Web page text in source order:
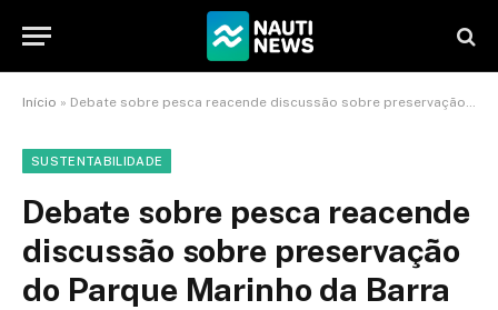
Início » Debate sobre pesca reacende discussão sobre preservação do Parque Marinho da Barra
SUSTENTABILIDADE
Debate sobre pesca reacende
discussão sobre preservação
do Parque Marinho da Barra